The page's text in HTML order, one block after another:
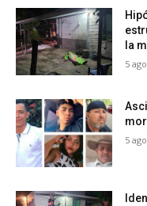
la
5
5